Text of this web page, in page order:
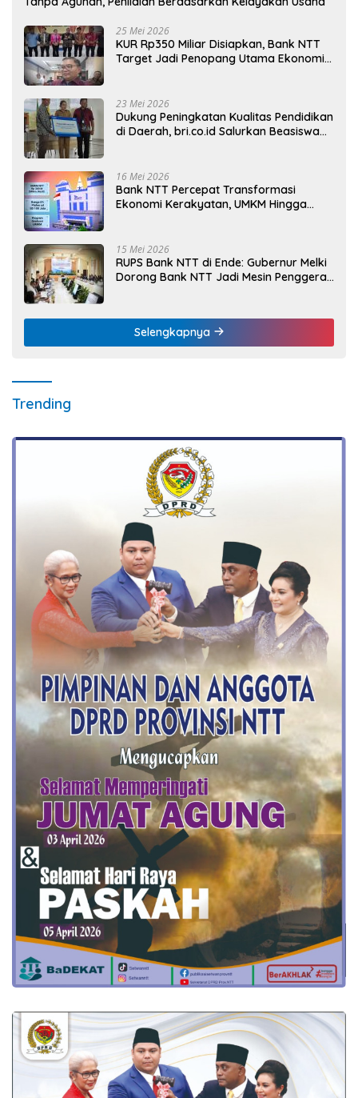
25 Mei 2026
KUR Rp350 Miliar Disiapkan, Bank NTT
Target Jadi Penopang Utama Ekonomi
23 Mei 2026
Dukung Peningkatan Kualitas Pendidikan
di Daerah, bri.co.id Salurkan Beasiswa
16 Mei 2026
Bank NTT Percepat Transformasi
Ekonomi Kerakyatan, UMKM Hingga
15 Mei 2026
RUPS Bank NTT di Ende: Gubernur Melki
Dorong Bank NTT Jadi Mesin Penggerak
Selengkapnya
Trending